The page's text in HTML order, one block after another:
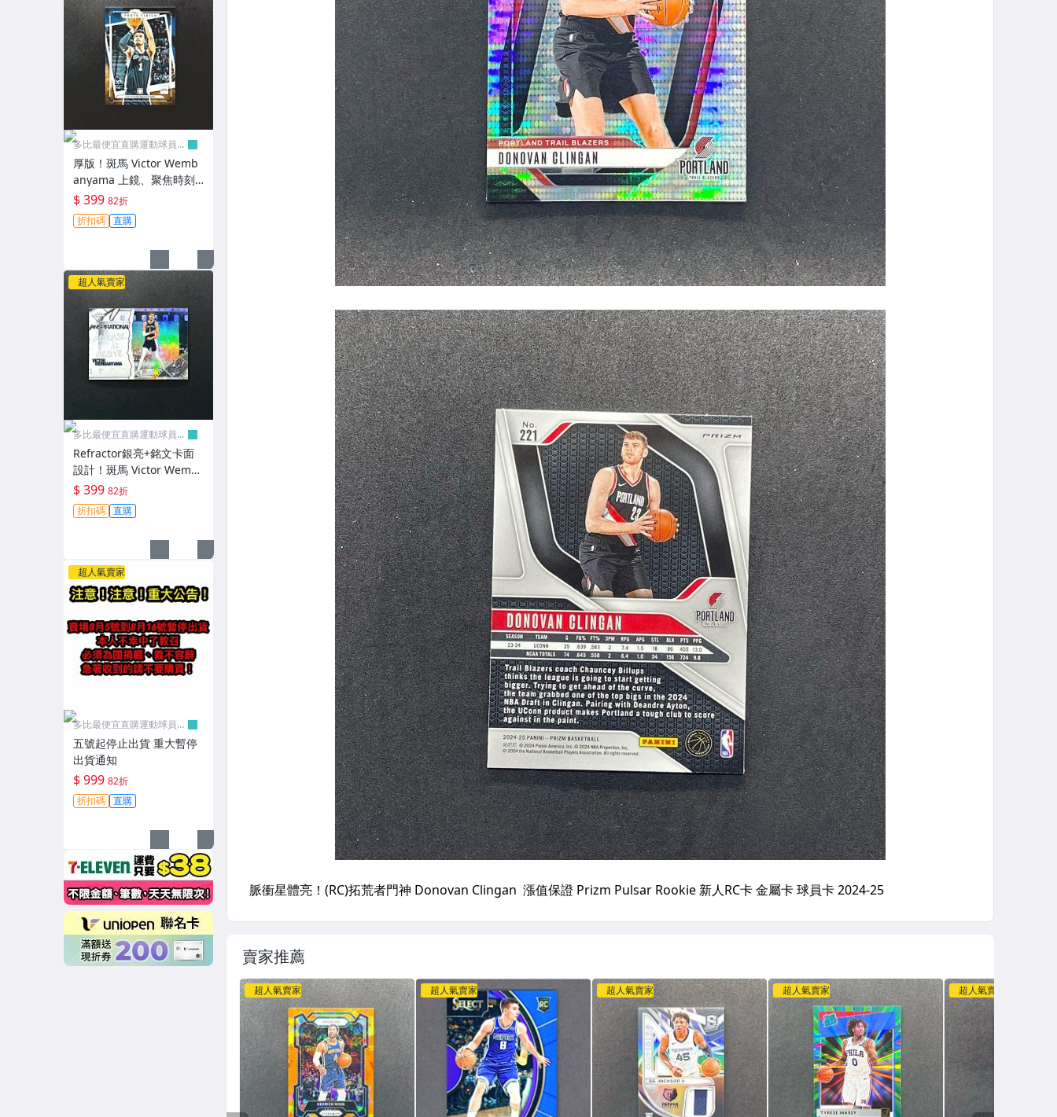
賣家推薦
超人氣賣家 超人氣賣家 超人氣賣家 超人氣賣家 超人氣賣家
多比最便宜直購運動球員卡
厚版！斑馬 Victor Wemb
anyama 上鏡、聚焦時刻
Photogenic Photo Finish
NBA 球員卡 2024-25 馬刺
隊
$ 399 82折
折扣碼 直購
超人氣賣家
多比最便宜直購運動球員卡
Refractor銀亮+銘文卡面
設計！斑馬 Victor Wemb
anyama Topps Chrome I
nspirational 球員卡 2025
-26
$ 399 82折
折扣碼 直購
超人氣賣家
多比最便宜直購運動球員卡
五號起停止出貨 重大暫停
出貨通知
$ 999 82折
折扣碼 直購